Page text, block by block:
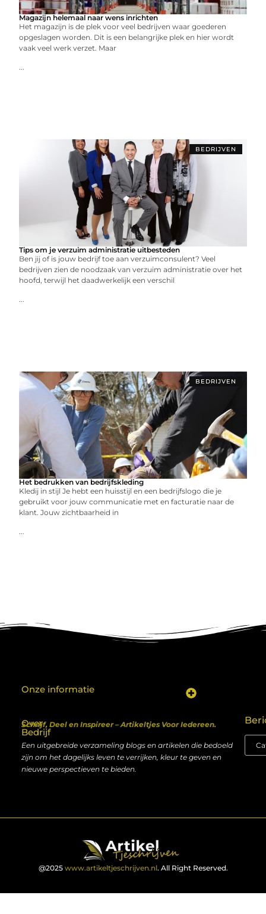
Magazijn helemaal naar wens inrichten
Het magazijn is de plek voor veel bedrijven waar goederen
opgeslagen worden. Dit is een belangrijke plek en hier wordt
vaak veel werk verzet. Maar
...
BEDRIJVEN
Tips om je verzuim administratie uitbesteden
Ben jij of is jouw bedrijf toe aan verzuimconsulent? Veel
bedrijven zien de noodzaak van verzuim administratie over het
hoofd, terwijl het daadwerkelijk een verschil
...
BEDRIJVEN
Het bedrukken van bedrijfskleding
Kledij in stijl Je hebt een huisstijl en een bedrijfslogo die je
gebruikt voor jouw communicatie met en facturatie naar de
klant. Jouw zichtbaarheid in
...
Over
Bedrijf
Schrijf, Deel en Inspireer – Artikeltjes Voor Iedereen.
Een uitgebreide verzameling blogs en artikelen die bedoeld
zijn om het dagelijks leven te verrijken, kleur te geven en
nieuwe perspectieven te bieden.
Onze informatie
@2025 www.artikeltjeschrijven.nl. All Right Reserved.